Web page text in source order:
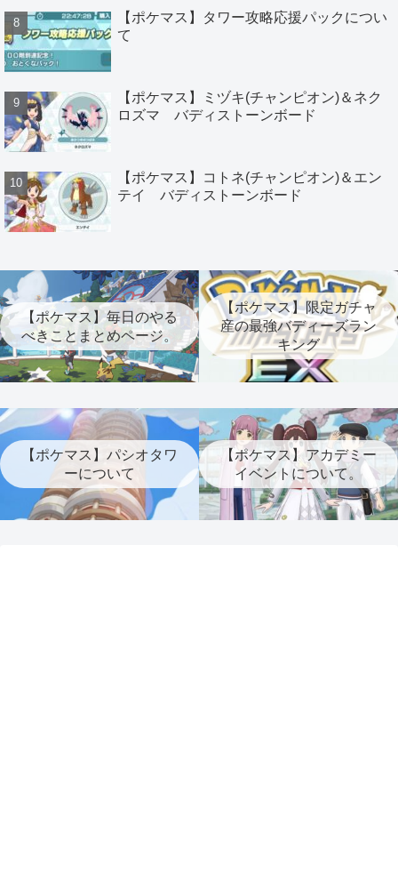
【ポケマス】タワー攻略応援パックについ
て
【ポケマス】ミヅキ(チャンピオン)＆ネク
ロズマ バディストーンボード
【ポケマス】コトネ(チャンピオン)＆エン
テイ バディストーンボード
【ポケマス】毎日のやる
べきことまとめページ。
【ポケマス】限定ガチャ
産の最強バディーズラン
キング
【ポケマス】パシオタワ
ーについて
【ポケマス】アカデミー
イベントについて。